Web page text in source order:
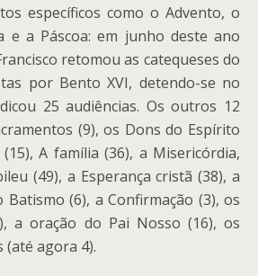
específicos como o Advento, o
e a Páscoa: em junho deste ano
retomou as catequeses do
por Bento XVI, detendo-se no
25 audiências. Os outros 12
(9), os Dons do Espírito
A família (36), a Misericórdia,
(49), a Esperança cristã (38), a
Batismo (6), a Confirmação (3), os
a oração do Pai Nosso (16), os
(até agora 4).